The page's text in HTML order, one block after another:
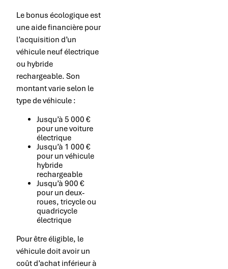
Le bonus écologique est
une aide financière pour
l’acquisition d’un
véhicule neuf électrique
ou hybride
rechargeable. Son
montant varie selon le
type de véhicule :
Jusqu’à 5 000 €
pour une voiture
électrique
Jusqu’à 1 000 €
pour un véhicule
hybride
rechargeable
Jusqu’à 900 €
pour un deux-
roues, tricycle ou
quadricycle
électrique
Pour être éligible, le
véhicule doit avoir un
coût d’achat inférieur à